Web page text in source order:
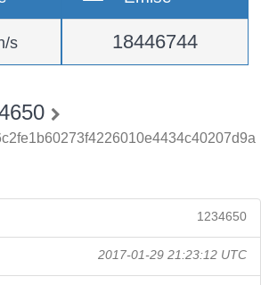
s 18446744
1234650
2017-01-29 21:23:12 UTC